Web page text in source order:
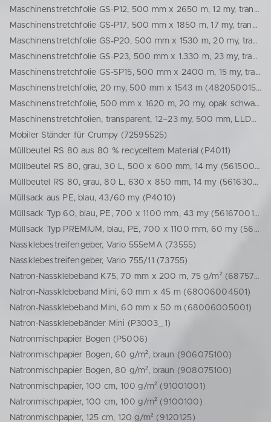
Maschinenstretchfolie GS-P12, 500 mm x 2650 m, 12 my, transparent (48125002650)
Maschinenstretchfolie GS-P17, 500 mm x 1850 m, 17 my, transparent (48175001850)
Maschinenstretchfolie GS-P20, 500 mm x 1530 m, 20 my, transparent (48200501510)
Maschinenstretchfolie GS-P23, 500 mm x 1.330 m, 23 my, transparent (48230501310)
Maschinenstretchfolie GS-SP15, 500 mm x 2400 m, 15 my, transparent (48155002318)
Maschinenstretchfolie, 20 my, 500 mm x 1543 m (48205001543)
Maschinenstretchfolie, 500 mm x 1620 m, 20 my, opak schwarz (77713093285)
Maschinenstretchfolien, transparent, 12–23 my, 500 mm, LLDPE (P2003)
Mobiler Ständer für Crumpy (72595525)
Müllbeutel RS 80 aus 80 % recyceltem Material (P4011)
Müllbeutel RS 80, grau, 30 L, 500 x 600 mm, 14 my (56150060030)
Müllbeutel RS 80, grau, 80 L, 630 x 850 mm, 14 my (56163085080)
Müllsack aus PE, blau, 43/60 my (P4010)
Müllsack Typ 60, blau, PE, 700 x 1100 mm, 43 my (56167001100)
Müllsack Typ PREMIUM, blau, PE, 700 x 1100 mm, 60 my (56100651100)
Nassklebestreifengeber, Vario 555eMA (73555)
Nassklebestreifengeber, Vario 755/11 (73755)
Natron-Nassklebeband K75, 70 mm x 200 m, 75 g/m² (6875702005)
Natron-Nassklebeband Mini, 60 mm x 45 m (68006004501)
Natron-Nassklebeband Mini, 60 mm x 50 m (68006005001)
Natron-Nassklebebänder Mini (P3003_1)
Natronmischpapier Bogen (P5006)
Natronmischpapier Bogen, 60 g/m², braun (906075100)
Natronmischpapier Bogen, 80 g/m², braun (908075100)
Natronmischpapier, 100 cm, 100 g/m² (91001001)
Natronmischpapier, 100 cm, 100 g/m² (9100100)
Natronmischpapier, 125 cm, 120 g/m² (9120125)